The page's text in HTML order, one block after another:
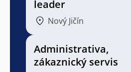
leader
Nový Jičín
Administrativa,
zákaznický servis